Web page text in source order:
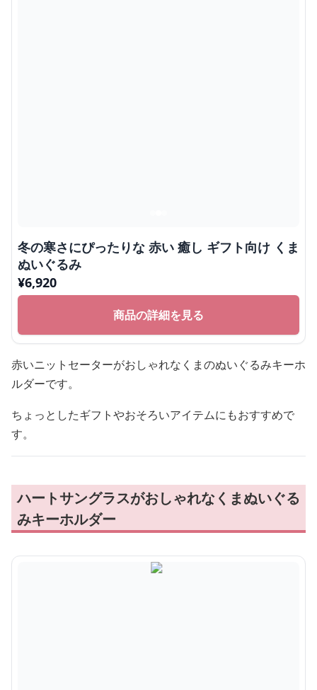
冬の寒さにぴったりな 赤い 癒し ギフト向け くま
ぬいぐるみ
¥6,920
商品の詳細を見る
赤いニットセーターがおしゃれなくまのぬいぐるみキーホ
ルダーです。
ちょっとしたギフトやおそろいアイテムにもおすすめで
す。
ハートサングラスがおしゃれなくまぬいぐる
みキーホルダー